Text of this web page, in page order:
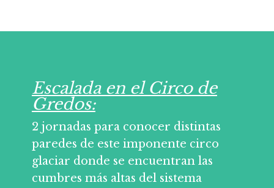
Escalada en el Circo de
Gredos:
2 jornadas para conocer distintas
paredes de este imponente circo
glaciar donde se encuentran las
cumbres más altas del sistema